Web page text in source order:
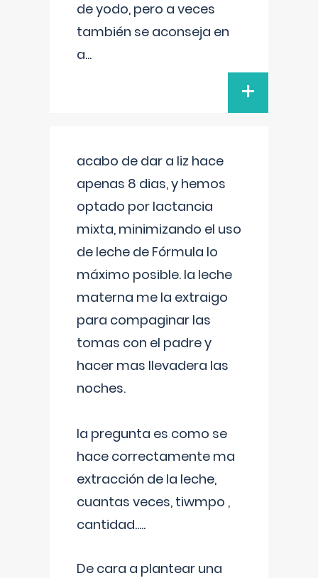
de yodo, pero a veces
también se aconseja en
a...
+
acabo de dar a liz hace
apenas 8 dias, y hemos
optado por lactancia
mixta, minimizando el uso
de leche de Fórmula lo
máximo posible. la leche
materna me la extraigo
para compaginar las
tomas con el padre y
hacer mas llevadera las
noches.
la pregunta es como se
hace correctamente ma
extracción de la leche,
cuantas veces, tiwmpo ,
cantidad.....
De cara a plantear una